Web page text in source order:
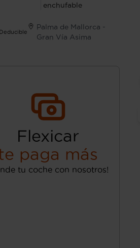
enchufable
Palma de Mallorca -
Gran Vía Asima
Flexicar
paga más
tu coche con nosotros!